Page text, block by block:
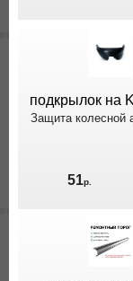
подкрылок на
Защита колесной
51р.